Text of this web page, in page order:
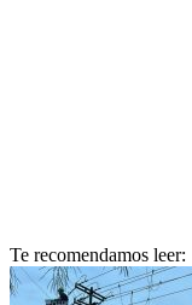
Te recomendamos leer: